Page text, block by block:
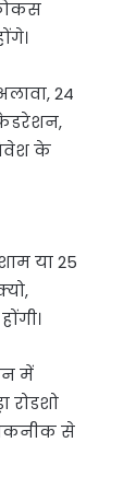
24
फेडरेशन,
के
या 25
में
रोडशो
तकनीक से